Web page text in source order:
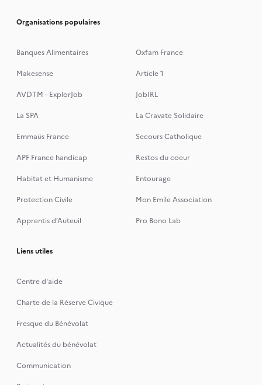
Organisations populaires
Banques Alimentaires
Oxfam France
Makesense
Article 1
AVDTM - ExplorJob
JobIRL
La SPA
La Cravate Solidaire
Emmaüs France
Secours Catholique
APF France handicap
Restos du coeur
Habitat et Humanisme
Entourage
Protection Civile
Mon Emile Association
Apprentis d’Auteuil
Pro Bono Lab
Liens utiles
Centre d'aide
Charte de la Réserve Civique
Fresque du Bénévolat
Actualités du bénévolat
Communication